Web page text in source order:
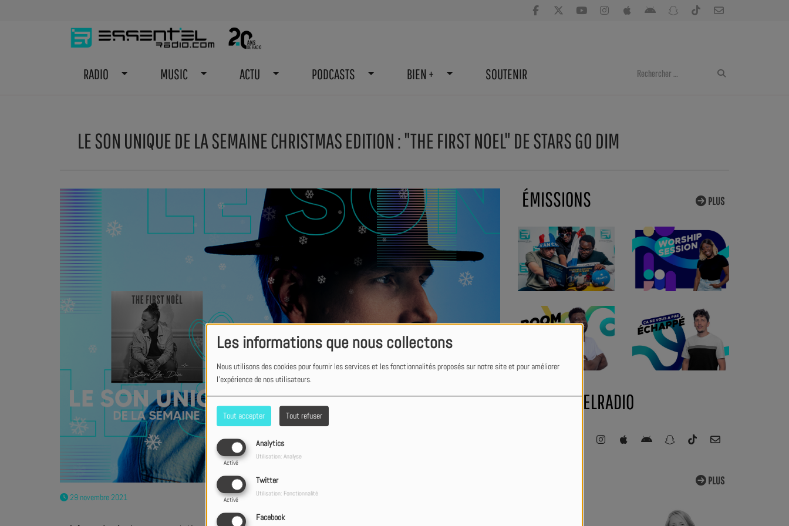
Les informations que nous collectons
Nous utilisons des cookies pour fournir les services et les fonctionnalités proposés sur notre site et pour améliorer
l'expérience de nos utilisateurs.
Tout accepter Tout refuser
Analytics
Activé
Utilisation: Analyse
Twitter
Activé
Utilisation: Fonctionnalité
Facebook
RADIO MUSIC ACTU PODCASTS BIEN + SOUTENIR
LE SON UNIQUE DE LA SEMAINE CHRISTMAS EDITION : "THE FIRST NOEL" DE STARS GO DIM
29 novembre 2021
PLUS
ÉMISSIONS
#ESSENTIELRADIO
PLUS